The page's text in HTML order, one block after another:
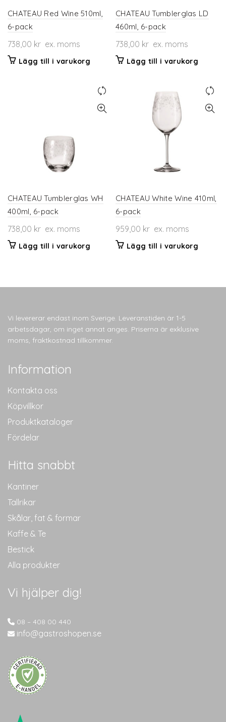
CHATEAU Red Wine 510ml,
6-pack
738,00 kr ex. moms
Lägg till i varukorg
CHATEAU Tumblerglas LD
460ml, 6-pack
738,00 kr ex. moms
Lägg till i varukorg
CHATEAU Tumblerglas WH
400ml, 6-pack
738,00 kr ex. moms
Lägg till i varukorg
CHATEAU White Wine 410ml,
6-pack
959,00 kr ex. moms
Lägg till i varukorg
Vi levererar endast inom Sverige. Leveranstiden är 1-5
arbetsdagar, om inget annat anges. Priserna är exklusive
moms, fraktkostnad tillkommer.
Information
Kontakta oss
Köpvillkor
Produktkataloger
Fördelar
Hitta snabbt
Kantiner
Tallrikar
Skålar, fat & formar
Kaffe & Te
Bestick
Alla produkter
Vi hjälper dig!
08 – 408 00 440
info@gastroshopen.se